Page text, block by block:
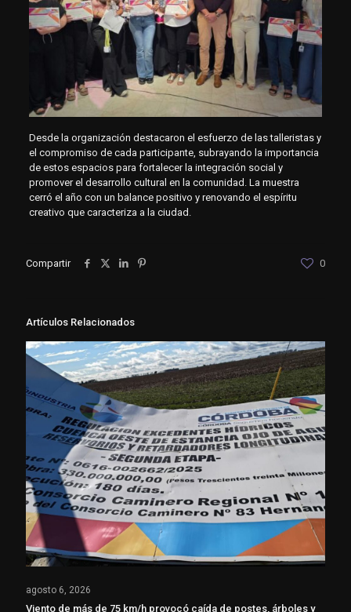
Desde la organización destacaron el esfuerzo de las talleristas y
el compromiso de cada participante, subrayando la importancia
de estos espacios para fortalecer la integración social y
promover el desarrollo cultural en la comunidad. La muestra
cerró el año con un balance positivo y renovando el espíritu
creativo que caracteriza a la ciudad.
Compartir 0
Artículos Relacionados
agosto 6, 2026
Viento de más de 75 km/h provocó caída de postes, árboles y